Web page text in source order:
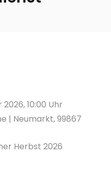
10:00 Uhr
| Neumarkt, 99867
Herbst 2026